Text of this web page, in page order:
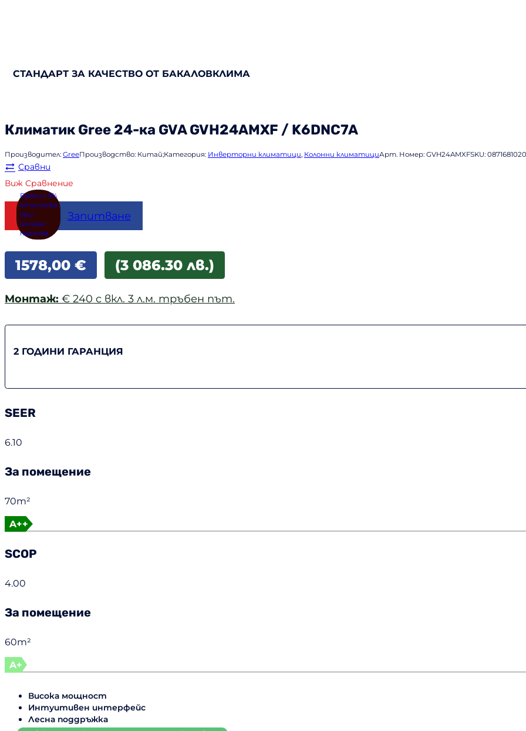
СТАНДАРТ ЗА КАЧЕСТВО ОТ БАКАЛОВКЛИМА
Климатик Gree 24-ка GVA GVH24AMXF / K6DNC7A
Производител: GreeПроизводство: Китай;Категория: Инверторни климатици, Колонни климатициАрт. Номер: GVH24AMXFSKU:
Сравни
Виж Сравнение
Купи Запитване
1578,00 € (3 086.30 лв.)
Монтаж: € 240 с вкл. 3 л.м. тръбен път.
2 ГОДИНИ ГАРАНЦИЯ
SEER
6.10
За помещение
70m²
A++
SCOP
4.00
За помещение
60m²
A+
Висока мощност
Интуитивен интерфейс
Лесна поддръжка